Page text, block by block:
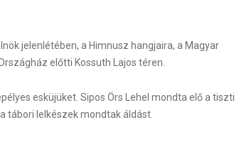
jelenlétében, a Himnusz hangjaira, a Magyar
előtti Kossuth Lajos téren.
esküjüket. Sipos Örs Lehel mondta elő a tiszti
tábori lelkészek mondtak áldást.